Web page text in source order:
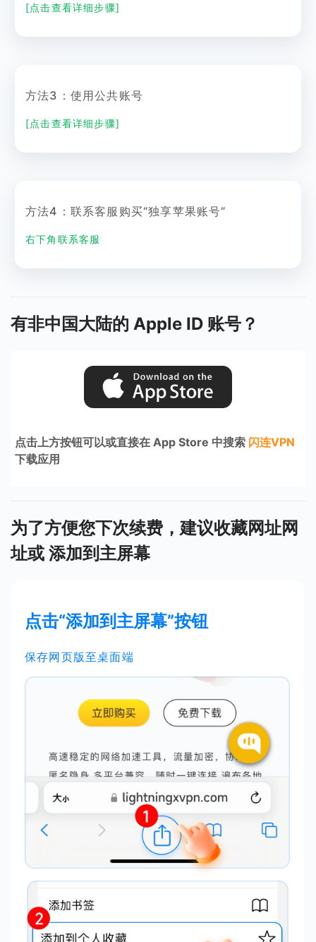
[点击查看详细步骤]
方法3：使用公共账号
[点击查看详细步骤]
方法4：联系客服购买“独享苹果账号”
右下角联系客服
有非中国大陆的 Apple ID 账号？
点击上方按钮可以或直接在 App Store 中搜索 闪连VPN
下载应用
为了方便您下次续费，建议收藏网址网
址或 添加到主屏幕
点击“添加到主屏幕”按钮
保存网页版至桌面端